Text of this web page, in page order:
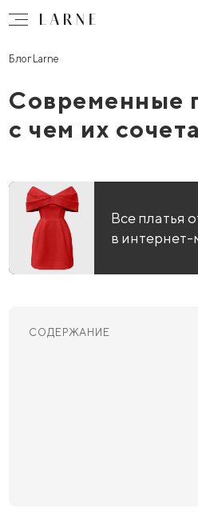
Блог Larne
Современные
с чем их
Все платья
в интернет-
СОДЕРЖАНИЕ